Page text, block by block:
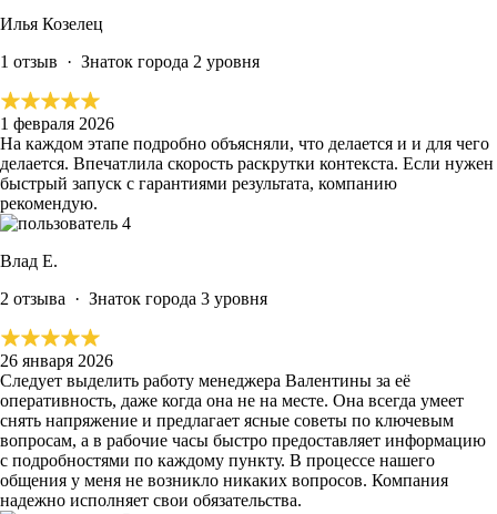
Илья Козелец
1 отзыв · Знаток города 2 уровня
1 февраля 2026
На каждом этапе подробно объясняли, что делается и и для чего
делается. Впечатлила скорость раскрутки контекста. Если нужен
быстрый запуск с гарантиями результата, компанию
рекомендую.
Влад Е.
2 отзыва · Знаток города 3 уровня
26 января 2026
Следует выделить работу менеджера Валентины за её
оперативность, даже когда она не на месте. Она всегда умеет
снять напряжение и предлагает ясные советы по ключевым
вопросам, а в рабочие часы быстро предоставляет информацию
с подробностями по каждому пункту. В процессе нашего
общения у меня не возникло никаких вопросов. Компания
надежно исполняет свои обязательства.